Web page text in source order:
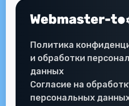
Политика
и обработки
данных
Согласие на
персональных